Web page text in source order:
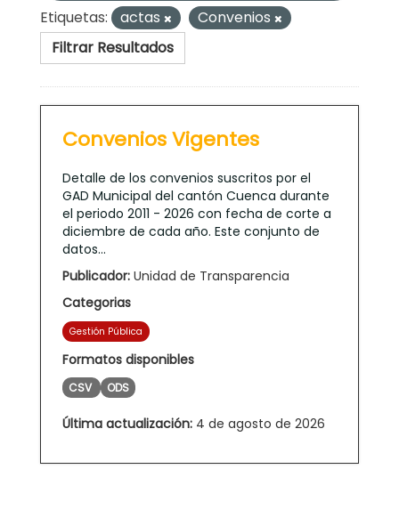
Etiquetas:
actas
Convenios
Filtrar Resultados
Convenios Vigentes
Detalle de los convenios suscritos por el
GAD Municipal del cantón Cuenca durante
el periodo 2011 - 2026 con fecha de corte a
diciembre de cada año. Este conjunto de
datos...
Publicador: Unidad de Transparencia
Categorias
Gestión Pública
Formatos disponibles
CSV ODS
Última actualización: 4 de agosto de 2026